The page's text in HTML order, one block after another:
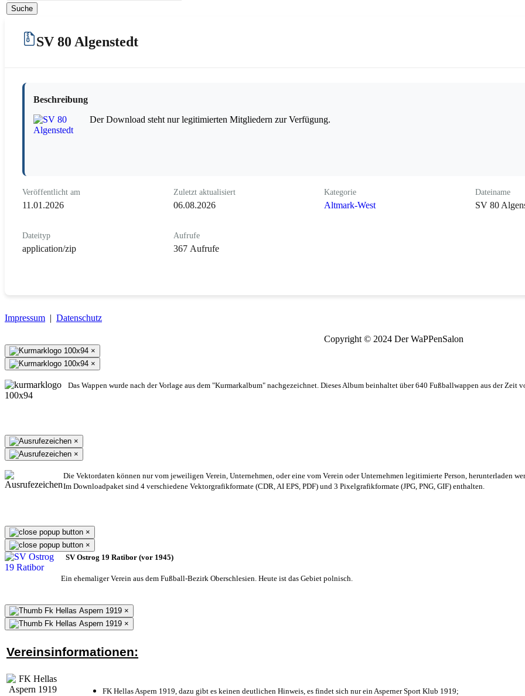
SV 80 Algenstedt
Beschreibung
Der Download steht nur legitimierten Mitgliedern zur Verfügung.
Veröffentlicht am
11.01.2026
Zuletzt aktualisiert
06.08.2026
Kategorie
Altmark-West
Dateiname
SV 80
Dateityp
application/zip
Aufrufe
367 Aufrufe
Impressum | Datenschutz
Copyright © 2024 Der WaPPenSalon
×
×
Das Wappen wurde nach der Vorlage aus dem "Kurmarkalbum" nachgezeichnet. Dieses Album beinhaltet über 640 Fußballwappen aus der Zeit
×
×
Die Vektordaten können nur vom jeweiligen Verein, Unternehmen, oder eine vom Verein oder Unternehmen legitimierte Person, herunterladen
Im Downloadpaket sind 4 verschiedene Vektorgrafikformate (CDR, AI EPS, PDF) und 3 Pixelgrafikformate (JPG, PNG, GIF) enthalten.
×
×
SV Ostrog 19 Ratibor (vor 1945)
Ein ehemaliger Verein aus dem Fußball-Bezirk Oberschlesien. Heute ist das Gebiet polnisch.
×
×
Vereinsinformationen:
FK Hellas Aspern 1919, dazu gibt es keinen deutlichen Hinweis, es findet sich nur ein Asperner Sport Klub 1919;